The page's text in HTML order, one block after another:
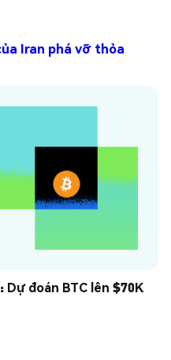
Iran phá vỡ thỏa
đoán BTC lên $70K